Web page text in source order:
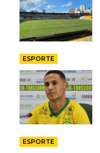
ESPORTE
ESPORTE